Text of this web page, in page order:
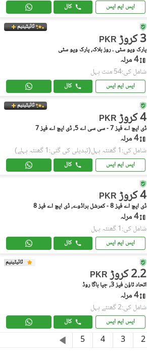
ایس ایم ایس کال
ٹائیٹینیم
PKR 3 کروڑ
پارک ویو سٹی ۔ روز بلاک, پارک ویو سٹی
4 مرلہ
شامل کی:54 منٹ پہل
ایس ایم ایس کال
ٹائیٹینیم
PKR 4 کروڑ
ڈی ایچ اے فیز 7 - سی سی اے 5, ڈی ایچ اے فیز 7
4 مرلہ
شامل کی:1 گھنٹہ پہل (تبدیلی کی گئی:1 گھنٹہ پہلے)
ایس ایم ایس کال
PKR 4 کروڑ
ڈی ایچ اے فیز 8 - کمرشل براڈوے, ڈی ایچ اے فیز 8
4 مرلہ
شامل کی:1 گھنٹہ پہل
ایس ایم ایس کال
ٹائیٹینیم
PKR 2.2 کروڑ
اتحاد ٹاؤن فیز 3, جیا باگا روڈ
4 مرلہ
شامل کی:2 گھنٹے پہل
ایس ایم ایس کال
2
3
4
5